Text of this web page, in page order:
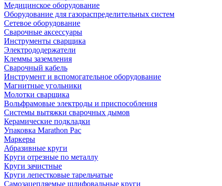
Медицинское оборудование
Оборудование для газораспределительных систем
Сетевое оборудование
Сварочные аксессуары
Инструменты сварщика
Электрододержатели
Клеммы заземления
Сварочный кабель
Инструмент и вспомогательное оборудование
Магнитные угольники
Молотки сварщика
Вольфрамовые электроды и приспособления
Системы вытяжки сварочных дымов
Керамические подкладки
Упаковка Marathon Pac
Маркеры
Абразивные круги
Круги отрезные по металлу
Круги зачистные
Круги лепестковые тарельчатые
Самозацепляемые шлифовальные круги